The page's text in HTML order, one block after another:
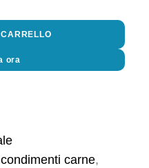
ora
condimenti carne,